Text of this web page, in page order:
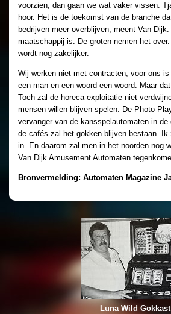
voorzien, dan gaan we wat vaker vissen.
hoor. Het is de toekomst van de branche
bedrijven meer overblijven, meent Van
maatschappij is. De groten nemen het
wordt nog zakelijker.
Wij werken niet met contracten, voor ons
een man en een woord een woord. Maar
Toch zal de horeca-exploitatie niet
mensen willen blijven spelen. De Photo
vervanger van de kansspelautomaten in de
de cafés zal het gokken blijven bestaan.
in. En daarom zal men in het noorden nog
Van Dijk Amusement Automaten
Bronvermelding: Automaten Magazine
Luna Wild Gokkast